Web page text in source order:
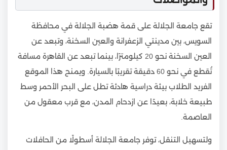
تقع جامعة الجلالة على قمة هضبة الجلالة في محافظة
السويس، بين مدينتي الزعفرانة والعين السخنة، وتبعد عن
العين السخنة نحو 20 كيلومترًا، بينما تبعد عن القاهرة مسافة
تُقطع في نحو 60 دقيقة تقريبًا بالسيارة. ويمنح هذا الموقع
الفريد الطلاب بيئة دراسية هادئة تطل على البحر الأحمر وسط
طبيعة خلابة، بعيدًا عن ازدحام المدن، مع قرب معقول من
العاصمة.
ولتسهيل التنقل، توفر جامعة الجلالة أسطولًا من الحافلات